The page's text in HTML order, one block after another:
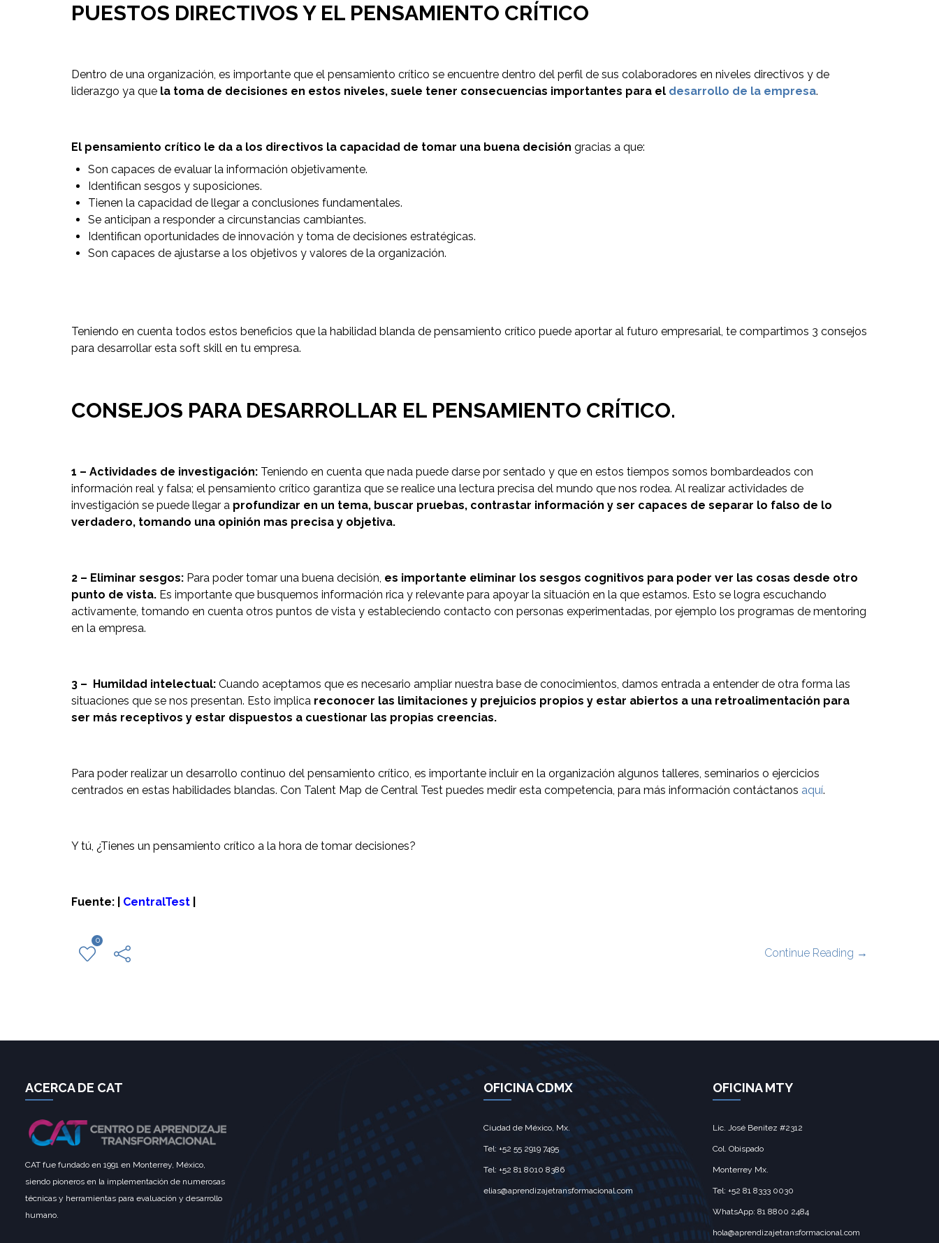
PUESTOS DIRECTIVOS Y EL PENSAMIENTO CRÍTICO
Dentro de una organización, es importante que el pensamiento crítico se encuentre dentro del perfil de sus colaboradores en niveles directivos y de
liderazgo ya que la toma de decisiones en estos niveles, suele tener consecuencias importantes para el desarrollo de la empresa.
El pensamiento crítico le da a los directivos la capacidad de tomar una buena decisión gracias a que:
Son capaces de evaluar la información objetivamente.
Identifican sesgos y suposiciones.
Tienen la capacidad de llegar a conclusiones fundamentales.
Se anticipan a responder a circunstancias cambiantes.
Identifican oportunidades de innovación y toma de decisiones estratégicas.
Son capaces de ajustarse a los objetivos y valores de la organización.
Teniendo en cuenta todos estos beneficios que la habilidad blanda de pensamiento crítico puede aportar al futuro empresarial, te compartimos 3 consejos
para desarrollar esta soft skill en tu empresa.
CONSEJOS PARA DESARROLLAR EL PENSAMIENTO CRÍTICO.
1 – Actividades de investigación: Teniendo en cuenta que nada puede darse por sentado y que en estos tiempos somos bombardeados con
información real y falsa; el pensamiento crítico garantiza que se realice una lectura precisa del mundo que nos rodea. Al realizar actividades de
investigación se puede llegar a profundizar en un tema, buscar pruebas, contrastar información y ser capaces de separar lo falso de lo
verdadero, tomando una opinión mas precisa y objetiva.
2 – Eliminar sesgos: Para poder tomar una buena decisión, es importante eliminar los sesgos cognitivos para poder ver las cosas desde otro
punto de vista. Es importante que busquemos información rica y relevante para apoyar la situación en la que estamos. Esto se logra escuchando
activamente, tomando en cuenta otros puntos de vista y estableciendo contacto con personas experimentadas, por ejemplo los programas de mentoring
en la empresa.
3 – Humildad intelectual: Cuando aceptamos que es necesario ampliar nuestra base de conocimientos, damos entrada a entender de otra forma las
situaciones que se nos presentan. Esto implica reconocer las limitaciones y prejuicios propios y estar abiertos a una retroalimentación para
ser más receptivos y estar dispuestos a cuestionar las propias creencias.
Para poder realizar un desarrollo continuo del pensamiento crítico, es importante incluir en la organización algunos talleres, seminarios o ejercicios
centrados en estas habilidades blandas. Con Talent Map de Central Test puedes medir esta competencia, para más información contáctanos aquí.
Y tú, ¿Tienes un pensamiento crítico a la hora de tomar decisiones?
Fuente: | CentralTest
0
Continue Reading →
ACERCA DE CAT
CAT fue fundado en 1991 en Monterrey, México,
siendo pioneros en la implementación de numerosas
técnicas y herramientas para evaluación y desarrollo
humano.
OFICINA CDMX
Ciudad de México, Mx.‎
Tel: +52 55 2919 7495‎
Tel: +52 81 8010 8386
elias@aprendizajetransformacional.com
OFICINA MTY
Lic. José Benitez #2312
Col. Obispado
Monterrey Mx.‎
Tel: +52 81 8333 0030
WhatsApp: 81 8800 2484
hola@aprendizajetransformacional.com